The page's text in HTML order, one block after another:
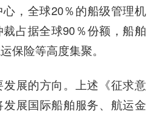
，全球20％的船级管理机
占据全球90％份额，船舶
保险等高度集聚。
展的方向。上述《征求意
展国际船舶服务、航运金